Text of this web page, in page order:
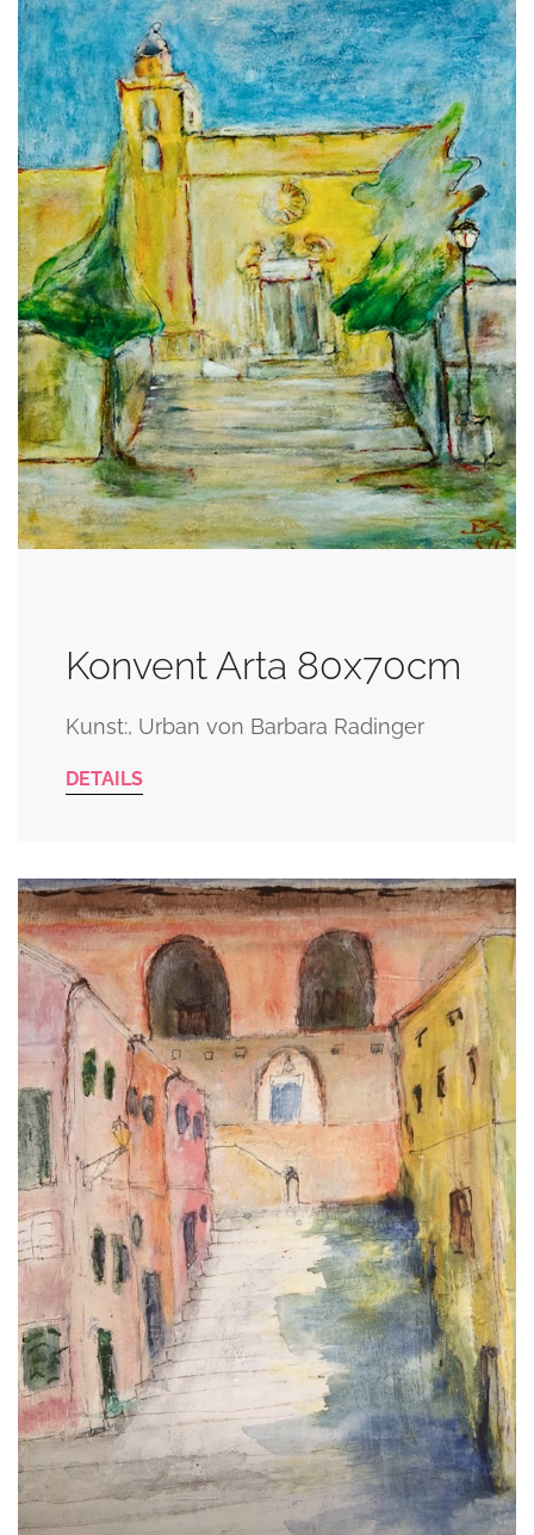
Konvent Arta 80x70cm
Kunst:, Urban von Barbara Radinger
DETAILS